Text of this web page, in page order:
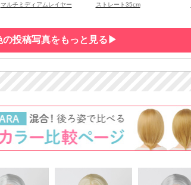
マルチミディアムレイヤー ストレート35cm